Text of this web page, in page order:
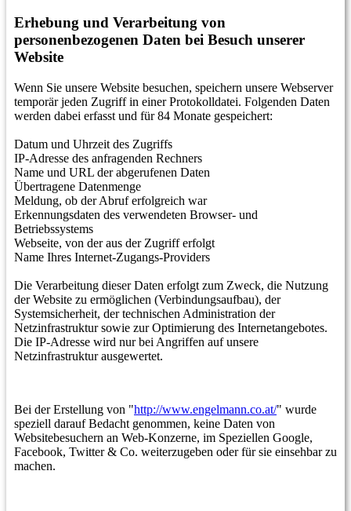
Erhebung und Verarbeitung von
personenbezogenen Daten bei Besuch unserer
Website
Wenn Sie unsere Website besuchen, speichern unsere Webserver
temporär jeden Zugriff in einer Protokolldatei. Folgenden Daten
werden dabei erfasst und für 84 Monate gespeichert:
Datum und Uhrzeit des Zugriffs
IP-Adresse des anfragenden Rechners
Name und URL der abgerufenen Daten
Übertragene Datenmenge
Meldung, ob der Abruf erfolgreich war
Erkennungsdaten des verwendeten Browser- und
Betriebssystems
Webseite, von der aus der Zugriff erfolgt
Name Ihres Internet-Zugangs-Providers
Die Verarbeitung dieser Daten erfolgt zum Zweck, die Nutzung
der Website zu ermöglichen (Verbindungsaufbau), der
Systemsicherheit, der technischen Administration der
Netzinfrastruktur sowie zur Optimierung des Internetangebotes.
Die IP-Adresse wird nur bei Angriffen auf unsere
Netzinfrastruktur ausgewertet.
Bei der Erstellung von "http://www.engelmann.co.at/" wurde
speziell darauf Bedacht genommen, keine Daten von
Websitebesuchern an Web-Konzerne, im Speziellen Google,
Facebook, Twitter & Co. weiterzugeben oder für sie einsehbar zu
machen.